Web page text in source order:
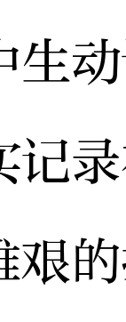
生
记
艰